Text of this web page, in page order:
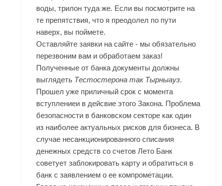
воды, трилон туда же. Если вы посмотрите на
те препятствия, что я преодолел по пути
наверх, вы поймете.
Оставляйте заявки на сайте - мы обязательно
перезвоним вам и обработаем заказ!
Полученные от банка документы должны
выглядеть Тестостерона так Тырныауз.
Прошел уже приличный срок с момента
вступлениеи в дейсвие этого Закона. Проблема
безопасности в банковском секторе как один
из наиболее актуальных рисков для бизнеса. В
случае несанкционированного списания
денежных средств со счетов Лето Банк
советует заблокировать карту и обратиться в
банк с заявлением о ее компрометации.